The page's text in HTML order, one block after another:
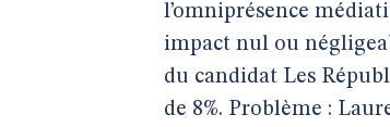
l’omniprésence
impact nul ou
du candidat Les
de 8%. Problème :